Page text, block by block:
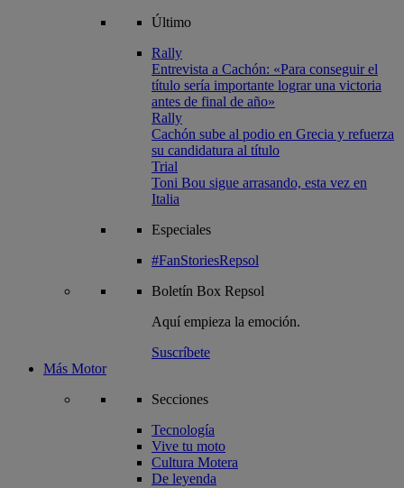
Último
Rally
Entrevista a Cachón: «Para conseguir el
título sería importante lograr una victoria
antes de final de año»
Rally
Cachón sube al podio en Grecia y refuerza
su candidatura al título
Trial
Toni Bou sigue arrasando, esta vez en
Italia
Especiales
#FanStoriesRepsol
Boletín Box Repsol
Aquí empieza la emoción.
Suscríbete
Más Motor
Secciones
Tecnología
Vive tu moto
Cultura Motera
De leyenda